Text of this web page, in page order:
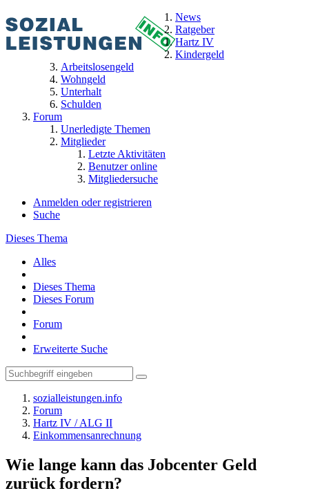
News
Ratgeber
Hartz IV
Kindergeld
Arbeitslosengeld
Wohngeld
Unterhalt
Schulden
Forum
Unerledigte Themen
Mitglieder
Letzte Aktivitäten
Benutzer online
Mitgliedersuche
Anmelden oder registrieren
Suche
Dieses Thema
Alles
Dieses Thema
Dieses Forum
Forum
Erweiterte Suche
sozialleistungen.info
Forum
Hartz IV / ALG II
Einkommensanrechnung
Wie lange kann das Jobcenter Geld
zurück fordern?